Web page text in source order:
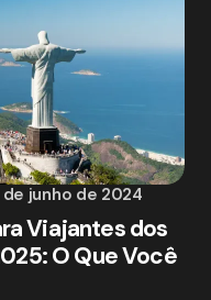
de junho de 2024
Viajantes dos
O Que Você